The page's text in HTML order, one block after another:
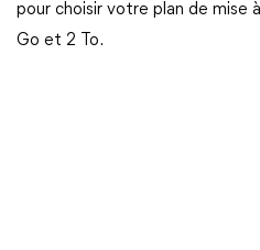
pour choisir votre plan de mise
Go et 2 To.